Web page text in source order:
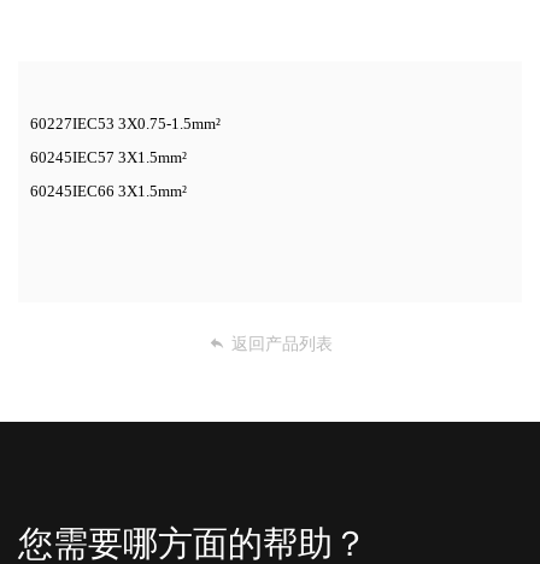
60227IEC53 3X0.75-1.5mm²
60245IEC57 3X1.5mm²
60245IEC66 3X1.5mm²
返回产品列表
您需要哪方面的帮助？